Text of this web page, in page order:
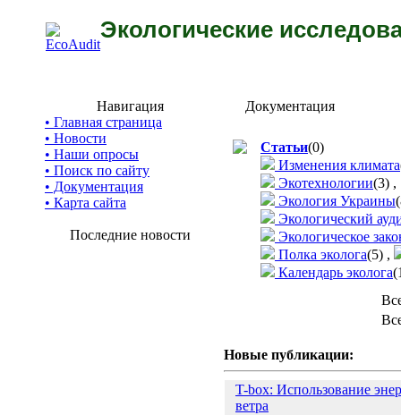
Экологические
Навигация
• Главная страница
• Новости
• Наши опросы
• Поиск по сайту
• Документация
• Карта сайта
Последние новости
Документация
Статьи(0)
Изменения климата
Экотехнологии(3) ,
Экология Украины
Экологический
Экологическое
Полка эколога(5) ,
Календарь эколога
Новые публикации:
T-box: Использование
ветра